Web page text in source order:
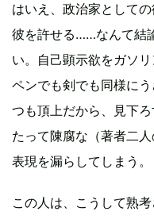
はいえ、政治家として
彼を許せる……なんて結
い。自己顕示欲をガソ
ペンでも剣でも同様に
つも頂上だから、見下
たって陳腐な（著者二
表現を漏らしてしまう。
この人は、こうして熟